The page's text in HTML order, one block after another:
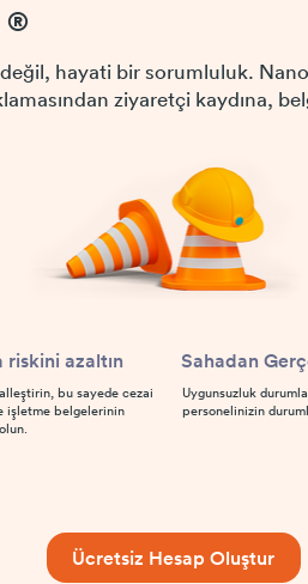
®
hayati bir sorumluluk.
ziyaretçi kaydına,
azaltın
bu sayede cezai
işletme belgelerinin
Sahadan
Uygunsuzluk
personelinizin
Ücretsiz Hesap Oluştur